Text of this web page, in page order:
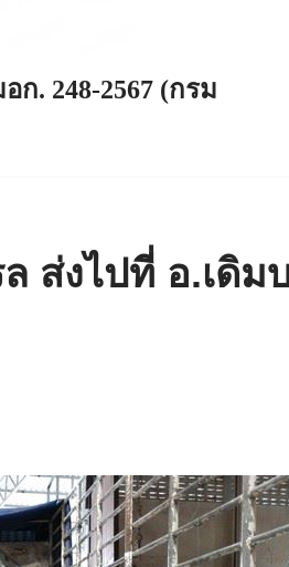
ก. 248-2567 (กรม
ล ส่งไปที่ อ.เดิ